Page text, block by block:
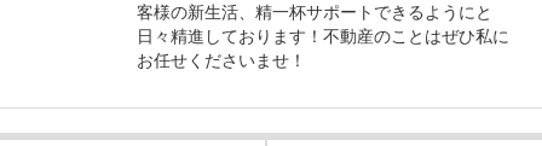
客様の新生活、精一杯サポートできるようにと
日々精進しております！不動産のことはぜひ私に
お任せくださいませ！